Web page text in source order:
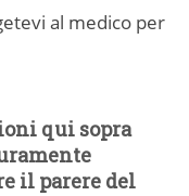
al medico per
qui sopra
il parere del